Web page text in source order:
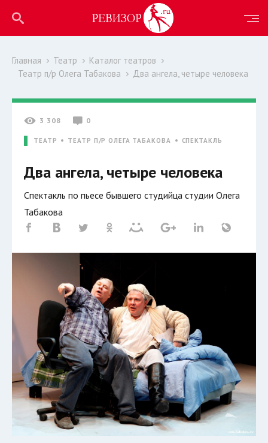
Главная Театр
Каталог театров
Театр п/р Олега Табакова
Два ангела, четыре человека
3 308 0
ТЕАТР ТЕАТР П/Р ОЛЕГА ТАБАКОВА СПЕКТАКЛЬ
Два ангела, четыре человека
Спектакль по пьесе бывшего студийца студии Олега
Табакова